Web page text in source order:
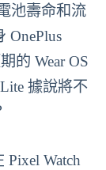
池壽命和流
OnePlus
的 Wear OS
據說將不
Pixel Watch